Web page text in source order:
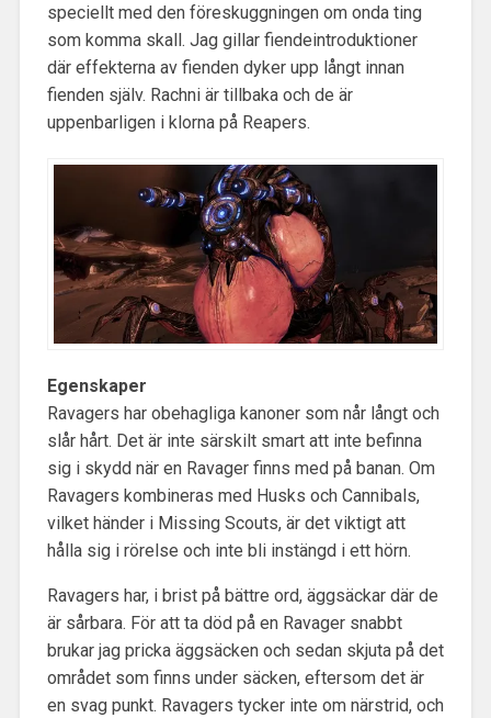
speciellt med den föreskuggningen om onda ting
som komma skall. Jag gillar fiendeintroduktioner
där effekterna av fienden dyker upp långt innan
fienden själv. Rachni är tillbaka och de är
uppenbarligen i klorna på Reapers.
Egenskaper
Ravagers har obehagliga kanoner som når långt och
slår hårt. Det är inte särskilt smart att inte befinna
sig i skydd när en Ravager finns med på banan. Om
Ravagers kombineras med Husks och Cannibals,
vilket händer i Missing Scouts, är det viktigt att
hålla sig i rörelse och inte bli instängd i ett hörn.
Ravagers har, i brist på bättre ord, äggsäckar där de
är sårbara. För att ta död på en Ravager snabbt
brukar jag pricka äggsäcken och sedan skjuta på det
området som finns under säcken, eftersom det är
en svag punkt. Ravagers tycker inte om närstrid, och